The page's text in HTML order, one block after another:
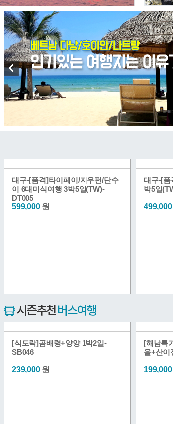
대구-[품격]타이페이/지우펀/단수
이 6대미식여행 3박5일(TW)-
DT005
599,000 원
대구-[품
박5일
499,000
[식도락]곰배령+양양 1박2일-
SB046
239,000 원
[해남특
을+산이
199,000